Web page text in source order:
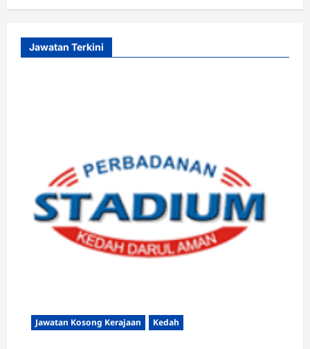
Jawatan Terkini
Jawatan Kosong Kerajaan Kedah